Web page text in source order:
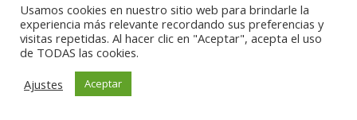
Villanueva
de
Argecilla
Villanueva
de la Torre
Villares de
Jadraque
Villaseca
de
Cerrajeros
Cerrajeros
Usamos cookies en nuestro sitio web para brindarle la
experiencia más relevante recordando sus preferencias y
visitas repetidas. Al hacer clic en "Aceptar", acepta el uso
de TODAS las cookies.
Ajustes
Aceptar